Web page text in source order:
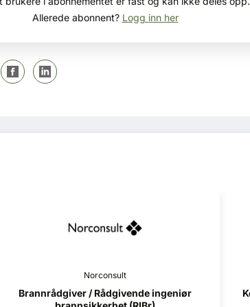
Allerede abonnent? Logg inn her
Norconsult
Konstruksjonsteknikk (RIB) - Helgeland